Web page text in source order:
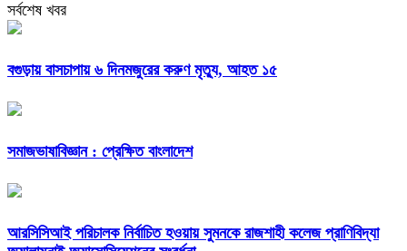
সর্বশেষ খবর
বগুড়ায় বাসচাপায় ৬ দিনমজুরের করুণ মৃত্যু, আহত ১৫
সমাজভাষাবিজ্ঞান : প্রেক্ষিত বাংলাদেশ
আরসিসিআই পরিচালক নির্বাচিত হওয়ায় সুমনকে রাজশাহী কলেজ প্রাণিবিদ্যা